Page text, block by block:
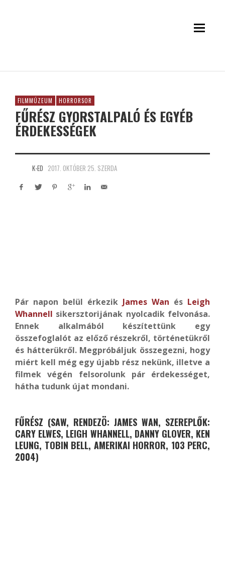
FILMMÚZEUM HORRORSOR
FŰRÉSZ GYORSTALPALÓ ÉS EGYÉB
ÉRDEKESSÉGEK
K-ED 2017. OKTÓBER 25. SZERDA
Pár napon belül érkezik James Wan és Leigh
Whannell sikersztorijának nyolcadik felvonása.
Ennek alkalmából készítettünk egy
összefoglalót az előző részekről, történetükről
és hátterükről. Megpróbáljuk összegezni, hogy
miért kell még egy újabb rész nekünk, illetve a
filmek végén felsorolunk pár érdekességet,
hátha tudunk újat mondani.
FŰRÉSZ (SAW, RENDEZÖ: JAMES WAN, SZEREPLŐK:
CARY ELWES, LEIGH WHANNELL, DANNY GLOVER, KEN
LEUNG, TOBIN BELL, AMERIKAI HORROR, 103 PERC,
2004)